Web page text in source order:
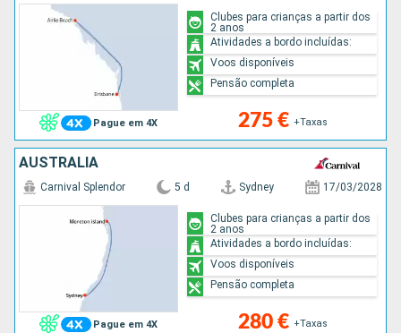
Pague em 4X 275 € +Taxas
Clubes para crianças a partir dos
2 anos
Atividades a bordo incluídas:
Voos disponíveis
Pensão completa
AUSTRALIA
Pague em 4X
Carnival Splendor 5 d Sydney 17/03/2028
280 € +Taxas
Clubes para crianças a partir dos
2 anos
Atividades a bordo incluídas:
Voos disponíveis
Pensão completa